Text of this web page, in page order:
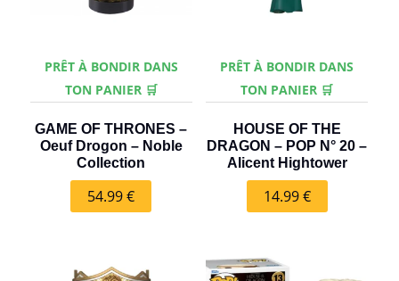
PRÊT À BONDIR DANS
TON PANIER 🛒
GAME OF THRONES –
Oeuf Drogon – Noble
Collection
54.99€
PRÊT À BONDIR DANS
TON PANIER 🛒
HOUSE OF THE
DRAGON – POP N° 20 –
Alicent Hightower
14.99€